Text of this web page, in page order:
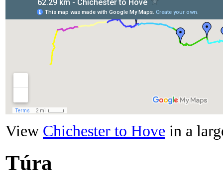
View Chichester to Hove in a
Túra